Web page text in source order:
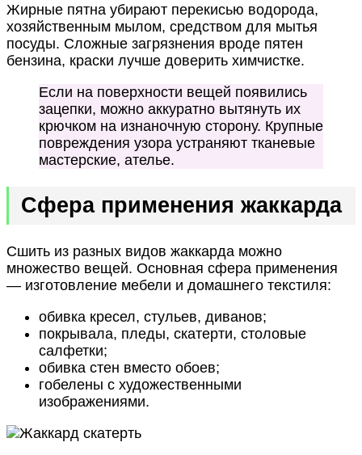
Жирные пятна убирают перекисью водорода,
хозяйственным мылом, средством для мытья
посуды. Сложные загрязнения вроде пятен
бензина, краски лучше доверить химчистке.
Если на поверхности вещей появились
зацепки, можно аккуратно вытянуть их
крючком на изнаночную сторону. Крупные
повреждения узора устраняют тканевые
мастерские, ателье.
Сфера применения жаккарда
Сшить из разных видов жаккарда можно
множество вещей. Основная сфера применения
— изготовление мебели и домашнего текстиля:
обивка кресел, стульев, диванов;
покрывала, пледы, скатерти, столовые
салфетки;
обивка стен вместо обоев;
гобелены с художественными
изображениями.